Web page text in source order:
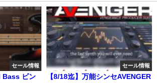
セール情報
Bass ビン
セール情報
【8/18迄】万能シンセAVENGER